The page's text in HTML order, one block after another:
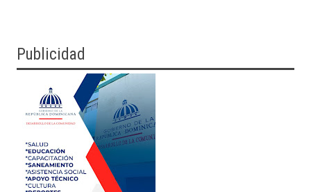
Publicidad